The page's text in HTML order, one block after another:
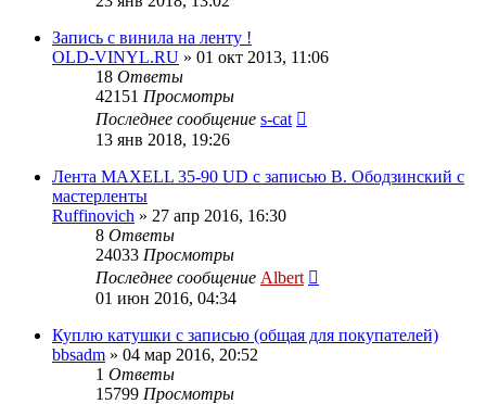
Запись с винила на ленту !
OLD-VINYL.RU » 01 окт 2013, 11:06
18 Ответы
42151 Просмотры
Последнее сообщение s-cat
13 янв 2018, 19:26
Лента MAXELL 35-90 UD c записью В. Ободзинский с
мастерленты
Ruffinovich » 27 апр 2016, 16:30
8 Ответы
24033 Просмотры
Последнее сообщение Albert
01 июн 2016, 04:34
Куплю катушки с записью (общая для покупателей)
bbsadm » 04 мар 2016, 20:52
1 Ответы
15799 Просмотры